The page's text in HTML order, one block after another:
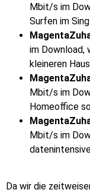
Mbit/s im
Surfen im
im Download,
kleineren
Mbit/s im
Homeoffice
Mbit/s im
Da wir die